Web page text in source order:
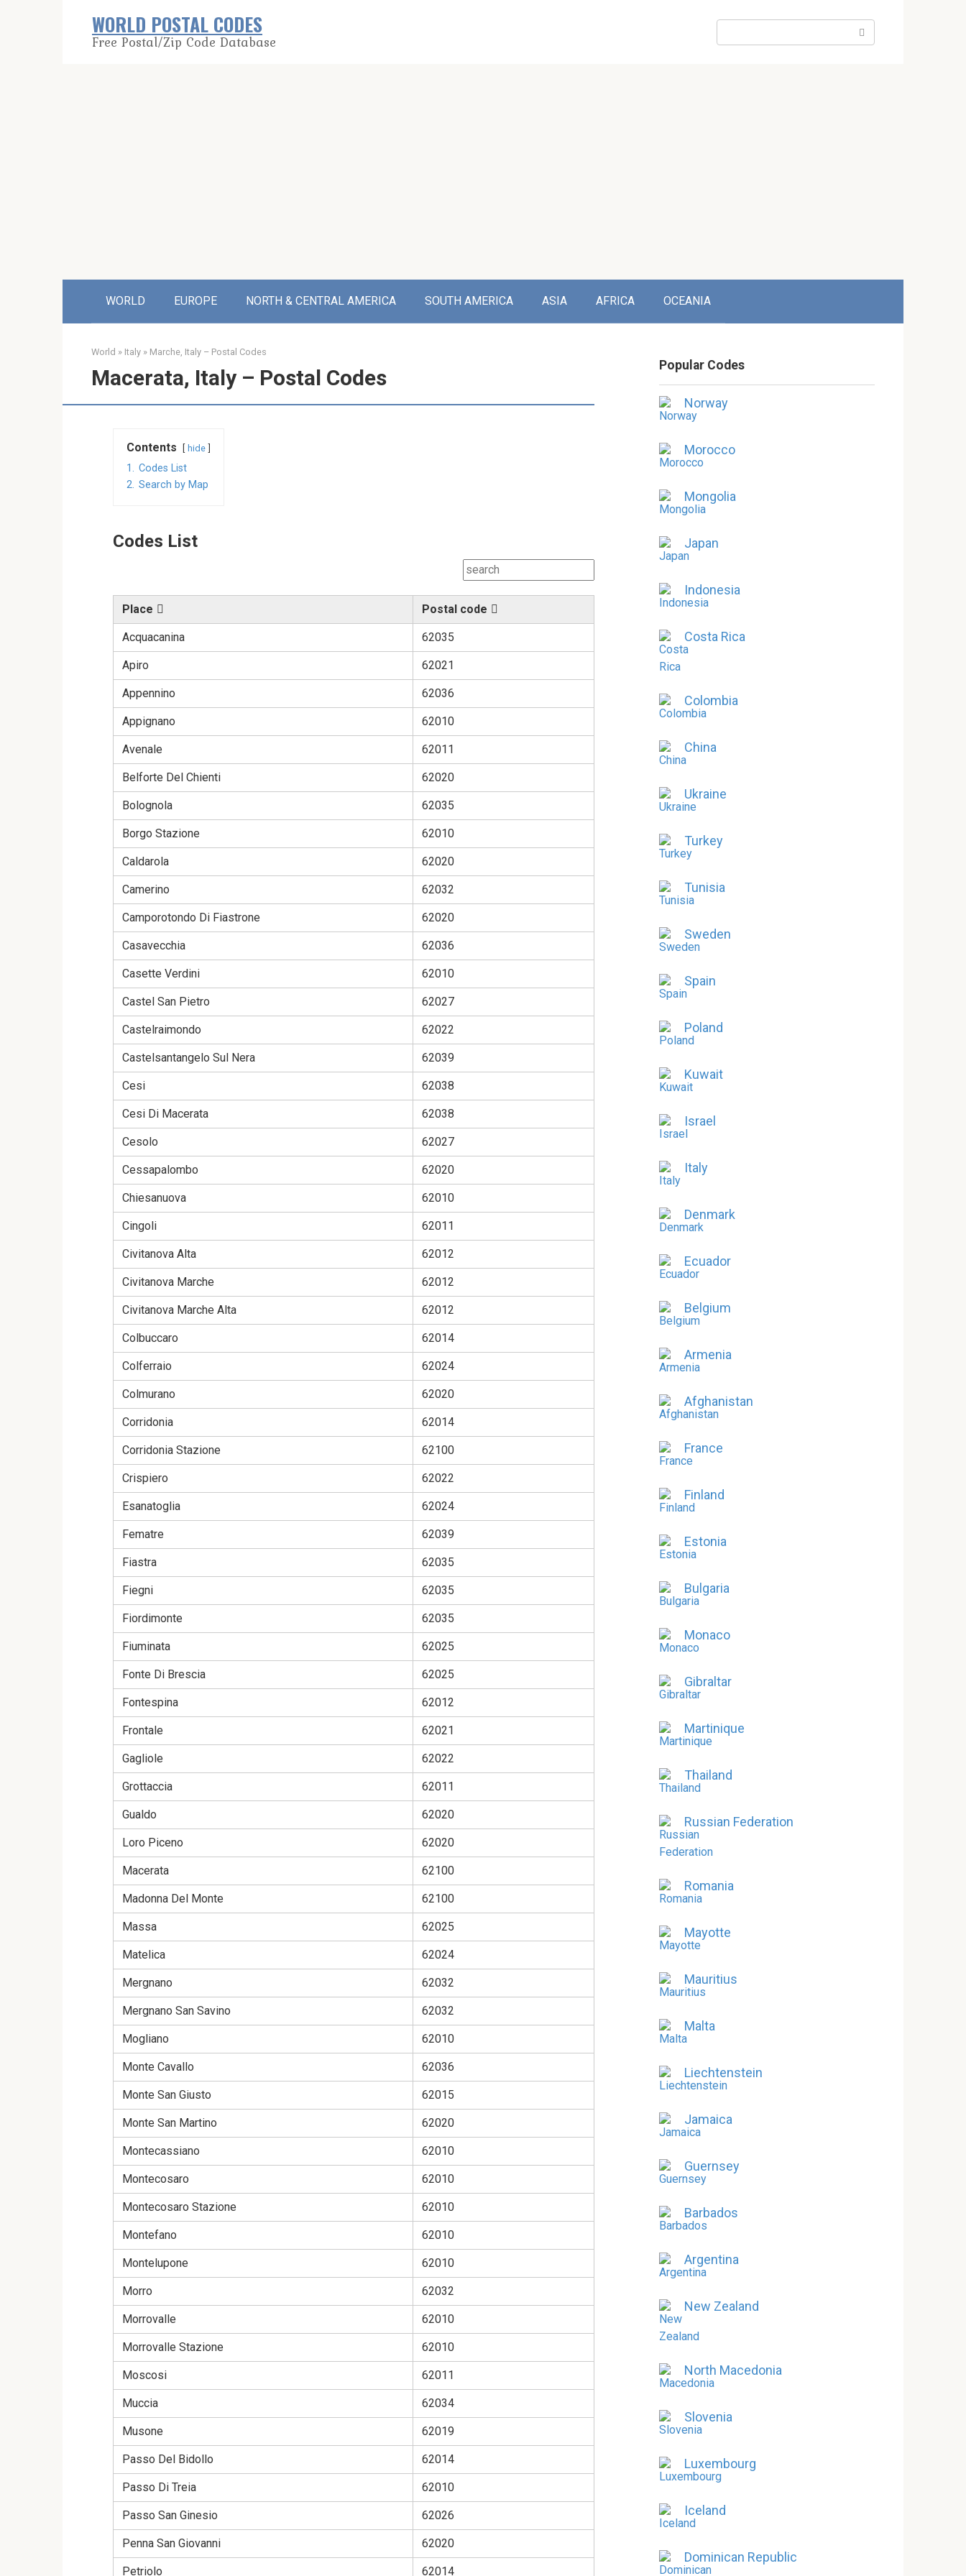
WORLD POSTAL CODES
Free Postal/Zip Code Database
WORLD EUROPE NORTH & CENTRAL AMERICA SOUTH AMERICA ASIA AFRICA OCEANIA
World » Italy » Marche, Italy – Postal Codes
Macerata, Italy – Postal Codes
Contents hide
1. Codes List
2. Search by Map
Codes List
Place Postal code
Acquacanina 62035
Apiro 62021
Appennino 62036
Appignano 62010
Avenale 62011
Belforte Del Chienti 62020
Bolognola 62035
Borgo Stazione 62010
Caldarola 62020
Camerino 62032
Camporotondo Di Fiastrone 62020
Casavecchia 62036
Casette Verdini 62010
Castel San Pietro 62027
Castelraimondo 62022
Castelsantangelo Sul Nera 62039
Cesi 62038
Cesi Di Macerata 62038
Cesolo 62027
Cessapalombo 62020
Chiesanuova 62010
Cingoli 62011
Civitanova Alta 62012
Civitanova Marche 62012
Civitanova Marche Alta 62012
Colbuccaro 62014
Colferraio 62024
Colmurano 62020
Corridonia 62014
Corridonia Stazione 62100
Crispiero 62022
Esanatoglia 62024
Fematre 62039
Fiastra 62035
Fiegni 62035
Fiordimonte 62035
Fiuminata 62025
Fonte Di Brescia 62025
Fontespina 62012
Frontale 62021
Gagliole 62022
Grottaccia 62011
Gualdo 62020
Loro Piceno 62020
Macerata 62100
Madonna Del Monte 62100
Massa 62025
Matelica 62024
Mergnano 62032
Mergnano San Savino 62032
Mogliano 62010
Monte Cavallo 62036
Monte San Giusto 62015
Monte San Martino 62020
Montecassiano 62010
Montecosaro 62010
Montecosaro Stazione 62010
Montefano 62010
Montelupone 62010
Morro 62032
Morrovalle 62010
Morrovalle Stazione 62010
Moscosi 62011
Muccia 62034
Musone 62019
Passo Del Bidollo 62014
Passo Di Treia 62010
Passo San Ginesio 62026
Penna San Giovanni 62020
Petriolo 62014
Popular Codes
Norway
Morocco
Mongolia
Japan
Indonesia
Costa Rica
Colombia
China
Ukraine
Turkey
Tunisia
Sweden
Spain
Poland
Kuwait
Israel
Italy
Denmark
Ecuador
Belgium
Armenia
Afghanistan
France
Finland
Estonia
Bulgaria
Monaco
Gibraltar
Martinique
Thailand
Russian Federation
Romania
Mayotte
Mauritius
Malta
Liechtenstein
Jamaica
Guernsey
Barbados
Argentina
New Zealand
North Macedonia
Slovenia
Luxembourg
Iceland
Dominican Republic